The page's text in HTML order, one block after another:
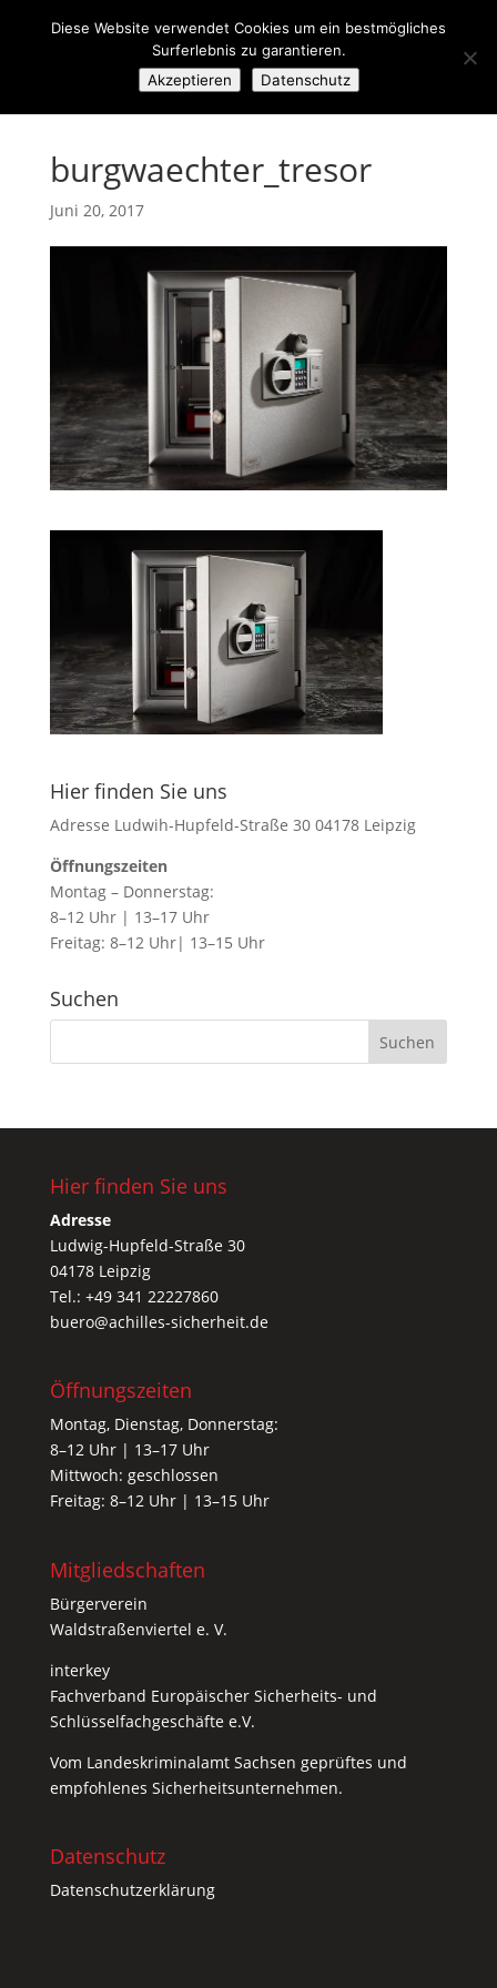
burgwaechter_tresor
Juni 20, 2017
Hier finden Sie uns
Adresse Ludwih-Hupfeld-Straße 30 04178 Leipzig
Öffnungszeiten
Montag – Donnerstag:
8–12 Uhr | 13–17 Uhr
Freitag: 8–12 Uhr| 13–15 Uhr
Suchen
Hier finden Sie uns
Adresse
Ludwig-Hupfeld-Straße 30
04178 Leipzig
Tel.: +49 341 22227860
buero@achilles-sicherheit.de
Öffnungszeiten
Montag, Dienstag, Donnerstag:
8–12 Uhr | 13–17 Uhr
Mittwoch: geschlossen
Freitag: 8–12 Uhr | 13–15 Uhr
Mitgliedschaften
Bürgerverein
Waldstraßenviertel e. V.
interkey
Fachverband Europäischer Sicherheits- und
Schlüsselfachgeschäfte e.V.
Vom Landeskriminalamt Sachsen geprüftes und
empfohlenes Sicherheitsunternehmen.
Datenschutz
Datenschutzerklärung
Diese Website verwendet Cookies um ein bestmögliches
Surferlebnis zu garantieren.
Akzeptieren
Datenschutz